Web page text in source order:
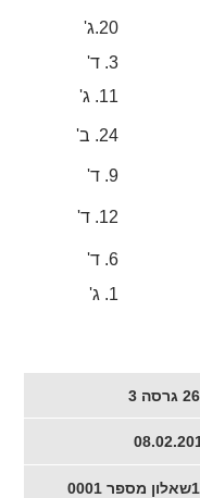
20.ג'
3. ד'
11. ג'
24. ב'
9. ד'
12. ד'
6. ד'
1. ג'